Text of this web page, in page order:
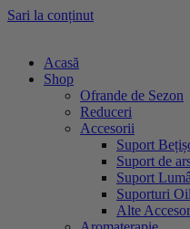
Sari la conținut
Acasă
Shop
Ofrande de Sezon
Reduceri
Accesorii
Suport
Suport de
Suport
Suporturi
Alte